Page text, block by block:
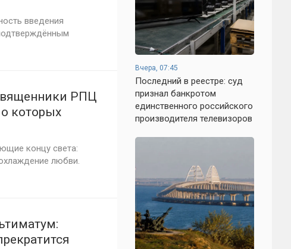
введения
РПЦ
которых
концу света:
любви.
Вчера, 07:45
Последний в реестре: суд
признал банкротом
единственного российского
производителя телевизоров